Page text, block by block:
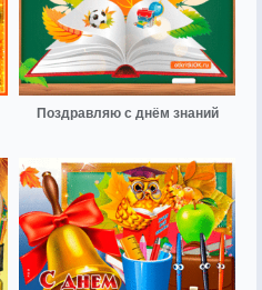
Поздравляю с днём знаний